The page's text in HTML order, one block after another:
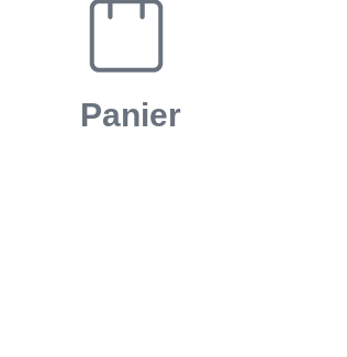
Panier